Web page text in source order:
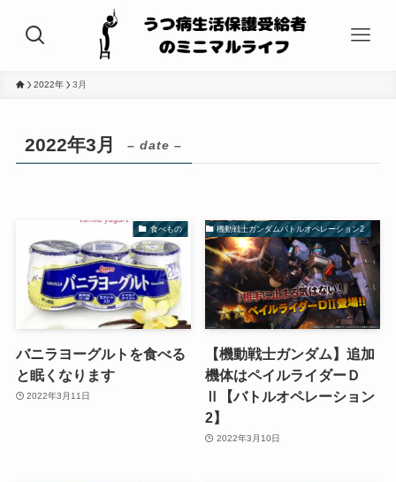
2022年 3月
2022年3月 – date –
食べもの
バニラヨーグルトを食べる
と眠くなります
2022年3月11日
機動戦士ガンダムバトルオペレーション2
【機動戦士ガンダム】追加
機体はペイルライダーＤ
Ⅱ【バトルオペレーション
2】
2022年3月10日